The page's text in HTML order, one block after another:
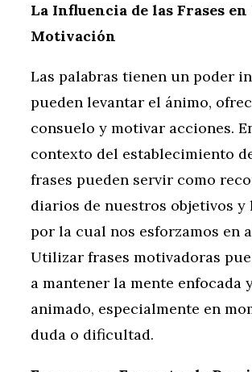
La Influencia de las Frases en
Motivación
Las palabras tienen un poder
pueden levantar el ánimo,
consuelo y motivar acciones.
contexto del establecimiento
frases pueden servir como
diarios de nuestros objetivos y
por la cual nos esforzamos en
Utilizar frases motivadoras
a mantener la mente enfocada
animado, especialmente en
duda o dificultad.